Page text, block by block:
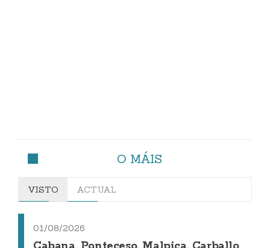
O MÁIS
VISTO ACTUAL
01/08/2026